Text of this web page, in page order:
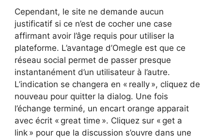
Cependant, le site ne demande aucun
justificatif si ce n’est de cocher une case
affirmant avoir l’âge requis pour utiliser la
plateforme. L’avantage d’Omegle est que ce
réseau social permet de passer presque
instantanément d’un utilisateur à l’autre.
L’indication se changera en « really », cliquez de
nouveau pour quitter la dialog. Une fois
l’échange terminé, un encart orange apparait
avec écrit « great time ». Cliquez sur « get a
link » pour que la discussion s’ouvre dans une